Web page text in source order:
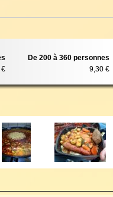
De 200 à 360 personnes
€ 9,30 €